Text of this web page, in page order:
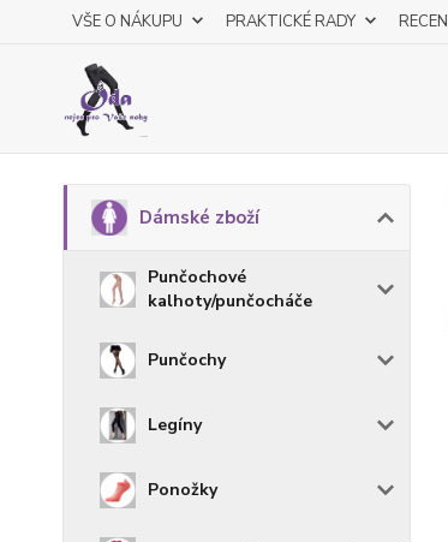
VŠE O NÁKUPU PRAKTICKÉ RADY
Dámské zboží
Punčochové
kalhoty/punčocháče
Punčochy
Legíny
Ponožky